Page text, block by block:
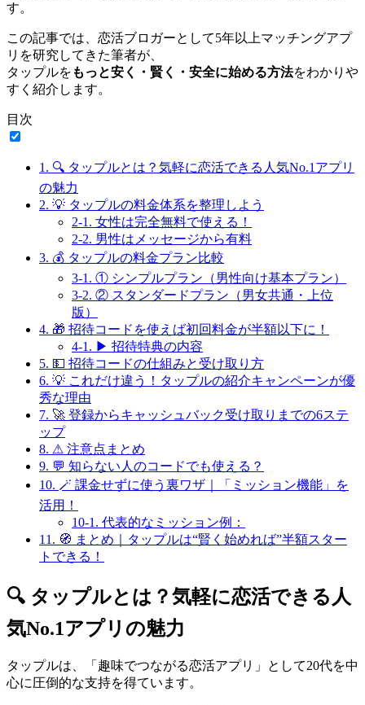
す。
この記事では、恋活ブロガーとして5年以上マッチングアプ
リを研究してきた筆者が、
タップルを もっと安く・賢く・安全に始める方法をわかりや
すく紹介します。
目次
1. 🔍 タップルとは？気軽に恋活できる人気No.1アプリ
の魅力
2. 💡 タップルの料金体系を整理しよう
2-1. 女性は完全無料で使える！
2-2. 男性はメッセージから有料
3. 💰 タップルの料金プラン比較
3-1. ① シンプルプラン（男性向け基本プラン）
3-2. ② スタンダードプラン（男女共通・上位
版）
4. 🎁 招待コードを使えば初回料金が半額以下に！
4-1. ▶ 招待特典の内容
5. 💵 招待コードの仕組みと受け取り方
6. 💡 これだけ違う！タップルの紹介キャンペーンが優
秀な理由
7. 🚀 登録からキャッシュバック受け取りまでの6ステ
ップ
8. ⚠ 注意点まとめ
9. 💬 知らない人のコードでも使える？
10. 🪄 課金せずに使う裏ワザ｜「ミッション機能」を
活用！
10-1. 代表的なミッション例：
11. 🧭 まとめ｜タップルは“賢く始めれば”半額スター
トできる！
🔍 タップルとは？気軽に恋活できる人
気No.1アプリの魅力
タップルは、「趣味でつながる恋活アプリ」として20代を中
心に圧倒的な支持を得ています。